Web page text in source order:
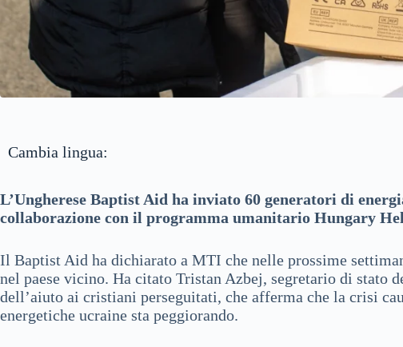
Cambia lingua:
L’Ungherese Baptist Aid ha inviato 60 generatori di
collaborazione con il programma umanitario Hungary
Il Baptist Aid ha dichiarato a MTI che nelle prossime
nel paese vicino. Ha citato Tristan Azbej, segretario di stato
dell’aiuto ai cristiani perseguitati, che afferma che la crisi
energetiche ucraine sta peggiorando.